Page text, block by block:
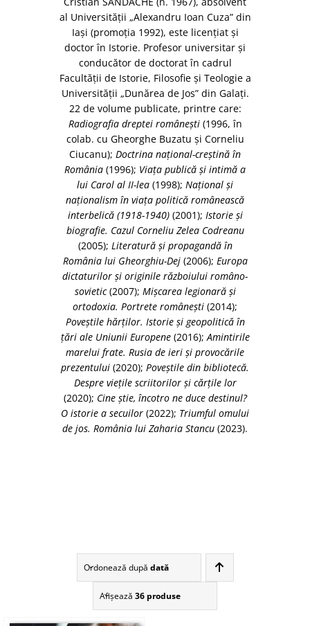
al Universităţii „Alexandru Ioan Cuza” din
Iaşi (promoţia 1992), este licenţiat şi
doctor în Istorie. Profesor universitar şi
conducător de doctorat în cadrul
Facultăţii de Istorie, Filosofie şi Teologie a
Universităţii „Dunărea de Jos” din Galaţi.
22 de volume publicate, printre care:
Radiografia dreptei româneşti(1996, în
colab. cu Gheorghe Buzatu şi Corneliu
Ciucanu); Doctrina naţional-creştină în
România (1996); Viaţa publică şi intimă a
lui Carol al II-lea (1998); Naţional şi
naţionalism în viaţa politică românească
interbelică (1918-1940)(2001); Istorie şi
biografie. Cazul Corneliu Zelea Codreanu
(2005); Literatură şi propagandă în
România lui Gheorghiu-Dej(2006); Europa
dictaturilor şi originile războiului româno-
sovietic(2007); Mişcarea legionară şi
ortodoxia. Portrete româneşti (2014);
Poveştile hărţilor. Istorie şi geopolitică în
ţări ale Uniunii Europene(2016);Amintirile
marelui frate. Rusia de ieri şi provocările
prezentului (2020); Poveştile din bibliotecă.
Despre vieţile scriitorilor şi cărţile lor
(2020); Cine ştie, încotro ne duce destinul?
O istorie a secuilor (2022); Triumful omului
de jos. România lui Zaharia Stancu (2023).
Ordonează după dată
Afişează 36 produse